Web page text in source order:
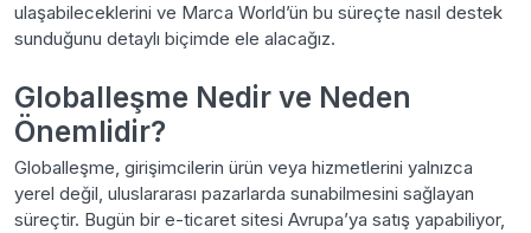
ulaşabileceklerini ve Marca World’ün bu süreçte nasıl destek
sunduğunu detaylı biçimde ele alacağız.
Globalleşme Nedir ve Neden
Önemlidir?
Globalleşme, girişimcilerin ürün veya hizmetlerini yalnızca
yerel değil, uluslararası pazarlarda sunabilmesini sağlayan
süreçtir. Bugün bir e-ticaret sitesi Avrupa’ya satış yapabiliyor,